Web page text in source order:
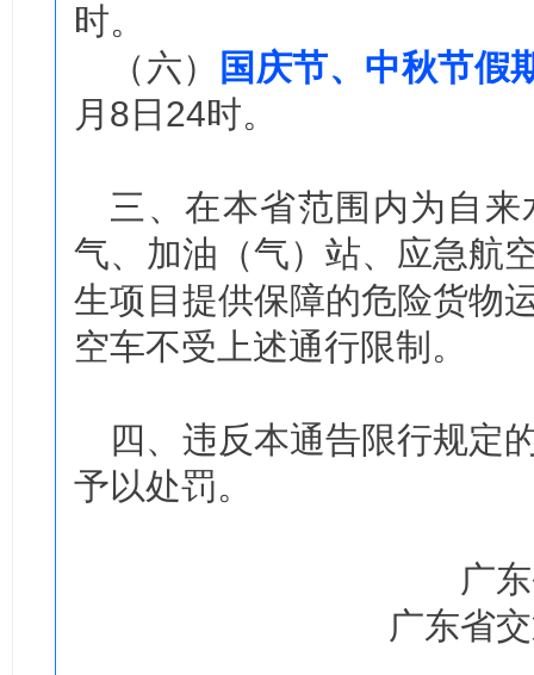
时。
（六）
国庆节、中秋节假
月8日24时。
三、在本省范围内为自
气、加油（气）站、应急航
生项目提供保障的危险货物
空车不受上述通行限制。
四、违反本通告限行规定
予以处罚。
广
广东省